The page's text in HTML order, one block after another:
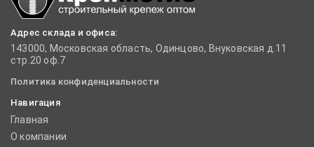
Адрес склада и офиса:
143000, Московская область, Одинцово, Внуковская д.11
стр.20 оф.7
Политика конфиденциальности
Навигация
Главная
О компании